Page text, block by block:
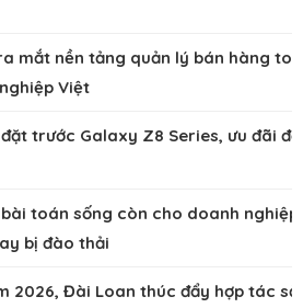
mắt nền tảng quản lý bán hàng
Việt
trước Galaxy Z8 Series, ưu đãi
toán sống còn cho doanh
bị đào thải
2026, Đài Loan thúc đẩy hợp tác